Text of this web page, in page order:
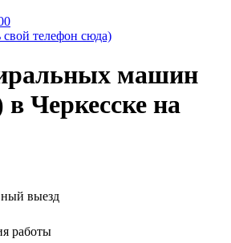
свой телефон сюда)
машин
Черкесске на
выезд
работы